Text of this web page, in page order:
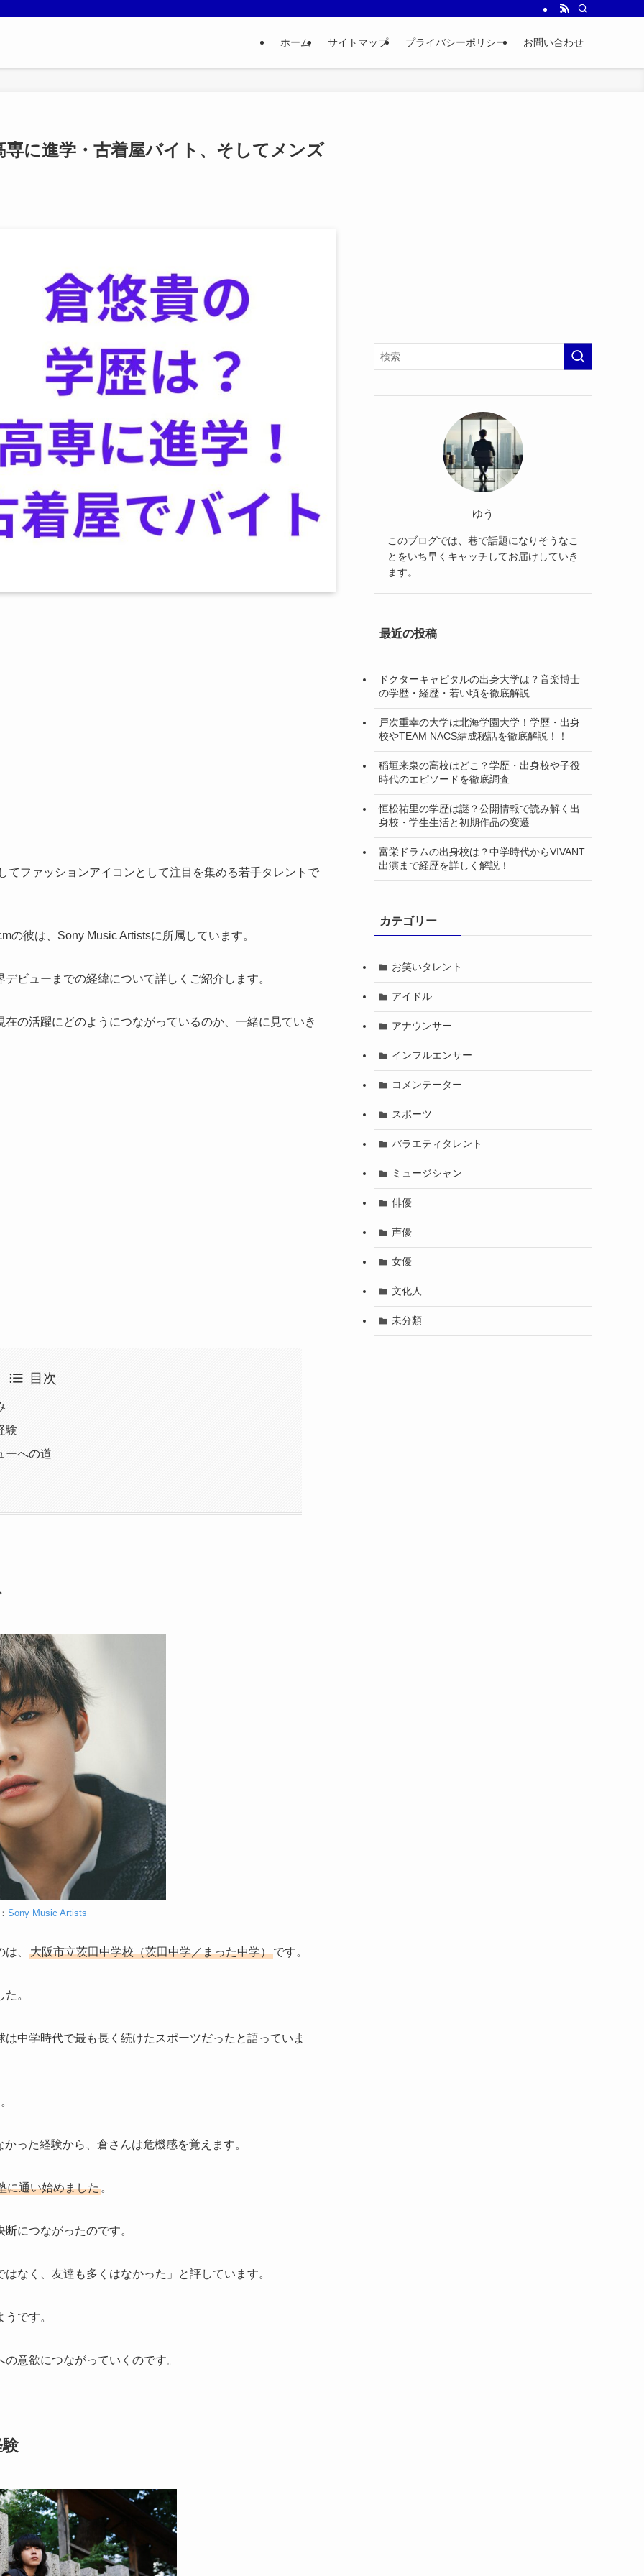
ホーム サイトマップ プライバシーポリシー お問い合わせ
に進学・古着屋バイト、そしてメンズ
てファッションアイコンとして注目を集める若手タレントで
彼は、Sony Music Artistsに所属しています。
ビューまでの経緯について詳しくご紹介します。
の活躍にどのようにつながっているのか、一緒に見ていき
目次
験
ーへの道
Sony Music Artists
、 大阪市立茨田中学校（茨田中学／まった中学）です。
。
中学時代で最も長く続けたスポーツだったと語っていま
った経験から、倉さんは危機感を覚えます。
に通い始めました 。
につながったのです。
なく、友達も多くはなかった」と評しています。
です。
意欲につながっていくのです。
ゆう
このブログでは、巷で話題になりそうなこ
とをいち早くキャッチしてお届けしていき
ます。
最近の投稿
ドクターキャピタルの出身大学は？音楽博士
の学歴・経歴・若い頃を徹底解説
戸次重幸の大学は北海学園大学！学歴・出身
校やTEAM NACS結成秘話を徹底解説！！
稲垣来泉の高校はどこ？学歴・出身校や子役
時代のエピソードを徹底調査
恒松祐里の学歴は謎？公開情報で読み解く出
身校・学生生活と初期作品の変遷
富栄ドラムの出身校は？中学時代からVIVANT
出演まで経歴を詳しく解説！
カテゴリー
お笑いタレント
アイドル
アナウンサー
インフルエンサー
コメンテーター
スポーツ
バラエティタレント
ミュージシャン
俳優
声優
女優
文化人
未分類